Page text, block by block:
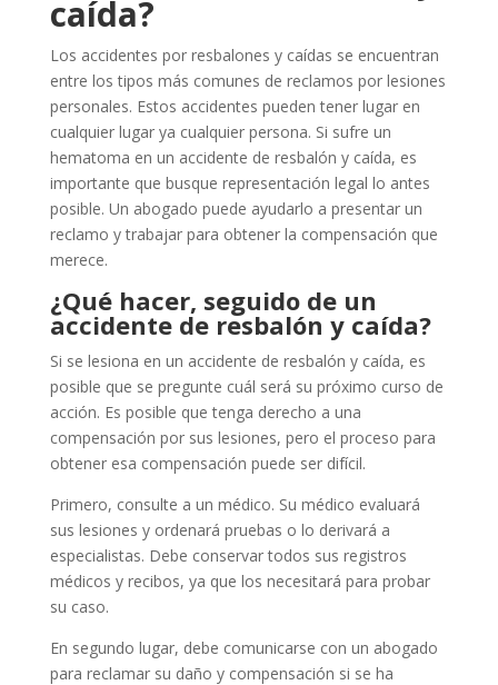
caída?
Los accidentes por resbalones y caídas se encuentran
entre los tipos más comunes de reclamos por lesiones
personales. Estos accidentes pueden tener lugar en
cualquier lugar ya cualquier persona. Si sufre un
hematoma en un accidente de resbalón y caída, es
importante que busque representación legal lo antes
posible. Un abogado puede ayudarlo a presentar un
reclamo y trabajar para obtener la compensación que
merece.
¿Qué hacer, seguido de un
accidente de resbalón y caída?
Si se lesiona en un accidente de resbalón y caída, es
posible que se pregunte cuál será su próximo curso de
acción. Es posible que tenga derecho a una
compensación por sus lesiones, pero el proceso para
obtener esa compensación puede ser difícil.
Primero, consulte a un médico. Su médico evaluará
sus lesiones y ordenará pruebas o lo derivará a
especialistas. Debe conservar todos sus registros
médicos y recibos, ya que los necesitará para probar
su caso.
En segundo lugar, debe comunicarse con un abogado
para reclamar su daño y compensación si se ha